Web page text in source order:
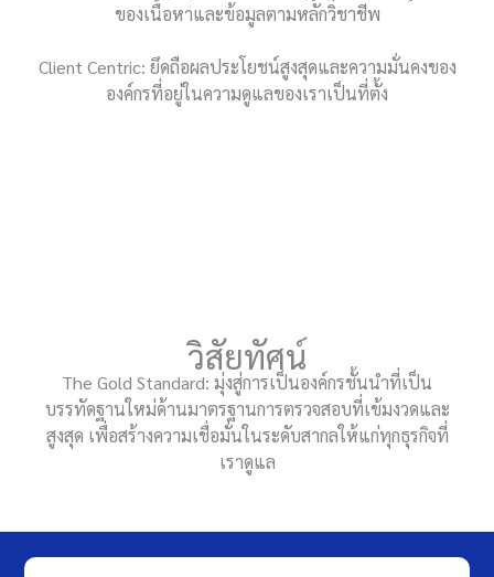
ของเนื้อหาและข้อมูลตามหลักวิชาชีพ
Client Centric: ยึดถือผลประโยชน์สูงสุดและความมั่นคงของ
องค์กรที่อยู่ในความดูแลของเราเป็นที่ตั้ง
วิสัยทัศน์
The Gold Standard: มุ่งสู่การเป็นองค์กรชั้นนำที่เป็น
บรรทัดฐานใหม่ด้านมาตรฐานการตรวจสอบที่เข้มงวดและ
สูงสุด เพื่อสร้างความเชื่อมั่นในระดับสากลให้แก่ทุกธุรกิจที่
เราดูแล